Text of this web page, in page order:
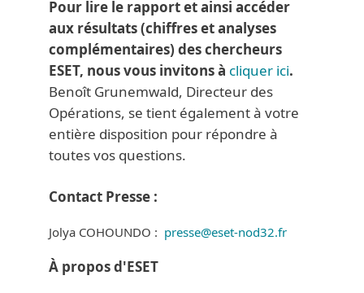
Pour lire le rapport et ainsi accéder
aux résultats (chiffres et analyses
complémentaires) des chercheurs
ESET, nous vous invitons à cliquer ici.
Benoît Grunemwald, Directeur des
Opérations, se tient également à votre
entière disposition pour répondre à
toutes vos questions.
Contact Presse :
Jolya COHOUNDO : presse@eset-nod32.fr
À propos d'ESET